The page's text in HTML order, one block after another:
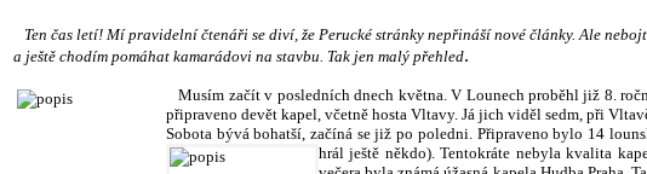
Ten čas letí! Mí pravidelní čtenáři se diví, že Perucké stránky nepřináší nové články. Ale
a ještě chodím pomáhat kamarádovi na stavbu. Tak jen malý přehled.
Musím začít v posledních dnech května. V Lounech proběhl již 8.
připraveno devět kapel, včetně hosta Vltavy. Já jich viděl sedm, při
Sobota bývá bohatší, začíná se již po poledni. Připraveno bylo 14
hrál ještě někdo).Tentokráte nebyla kvalita